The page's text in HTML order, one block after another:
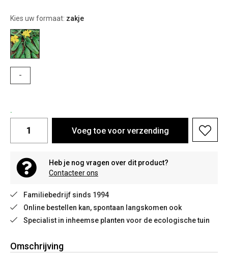
Kies uw formaat: zakje
-
.
Voeg toe voor verzending
Heb je nog vragen over dit product?
Contacteer ons
Familiebedrijf sinds 1994
Online bestellen kan, spontaan langskomen ook
Specialist in inheemse planten voor de ecologische tuin
Omschrijving